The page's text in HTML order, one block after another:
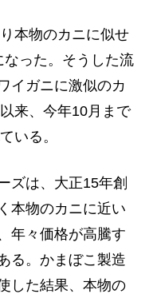
本物のカニに似せ
った。そうした流
イガニに激似のカ
来、今年10月まで
いる。
ズは、大正15年創
本物のカニに近い
年々価格が高騰す
る。かまぼこ製造
した結果、本物の